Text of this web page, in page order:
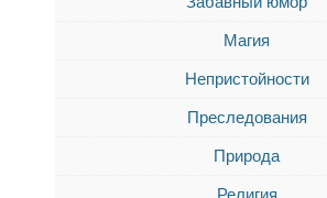
Магия
Непристойности
Преследования
Природа
Религия